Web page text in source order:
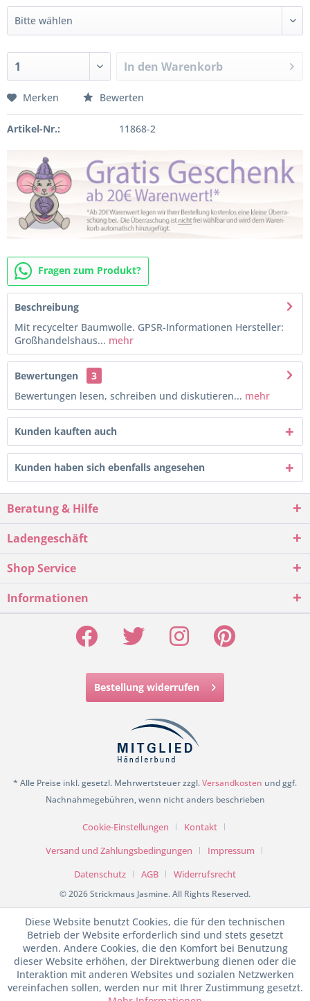
In den Warenkorb
Merken Bewerten
Artikel-Nr.: 11868-2
Fragen zum Produkt?
Beschreibung
Mit recycelter Baumwolle. GPSR-Informationen Hersteller:
Großhandelshaus... mehr
Bewertungen
3
Bewertungen lesen, schreiben und diskutieren... mehr
Kunden kauften auch
Kunden haben sich ebenfalls angesehen
Beratung & Hilfe
Ladengeschäft
Shop Service
Informationen
Bestellung widerrufen
* Alle Preise inkl. gesetzl. Mehrwertsteuer zzgl.Versandkosten und ggf.
Nachnahmegebühren, wenn nicht anders beschrieben
Cookie-Einstellungen
Kontakt
Versand und Zahlungsbedingungen
Impressum
Datenschutz
AGB Widerrufsrecht
© 2026 Strickmaus Jasmine. All Rights Reserved.
Diese Website benutzt Cookies, die für den technischen
Betrieb der Website erforderlich sind und stets gesetzt
werden. Andere Cookies, die den Komfort bei Benutzung
dieser Website erhöhen, der Direktwerbung dienen oder die
Interaktion mit anderen Websites und sozialen Netzwerken
vereinfachen sollen, werden nur mit Ihrer Zustimmung gesetzt.